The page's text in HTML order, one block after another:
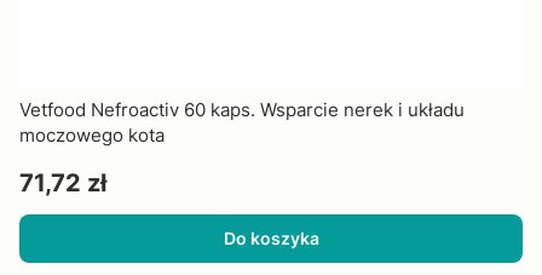
Vetfood Nefroactiv 60 kaps. Wsparcie nerek i układu
moczowego kota
Cena
71,72 zł
Do koszyka